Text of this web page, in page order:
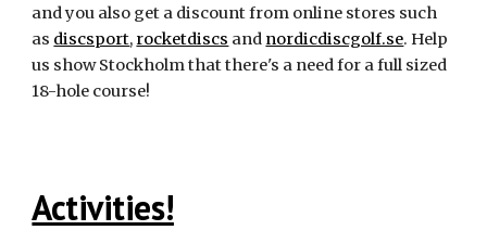
and you also get a discount from online stores such
as discsport, rocketdiscs and nordicdiscgolf.se. Help
us show Stockholm that there's a need for a full sized
18-hole course!
Activities!